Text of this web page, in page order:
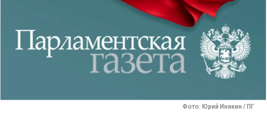
Фото: Юрий Инякин / ПГ